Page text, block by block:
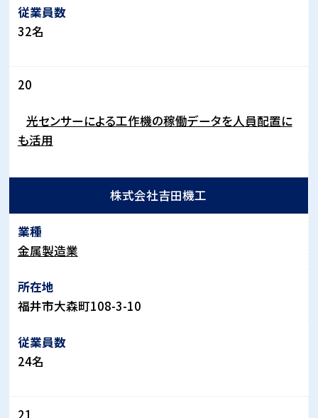
32名
20
光センサーによる工作機の稼働データを人員配置に
も活用
株式会社吉田機工
金属製造業
福井市大森町108-3-10
24名